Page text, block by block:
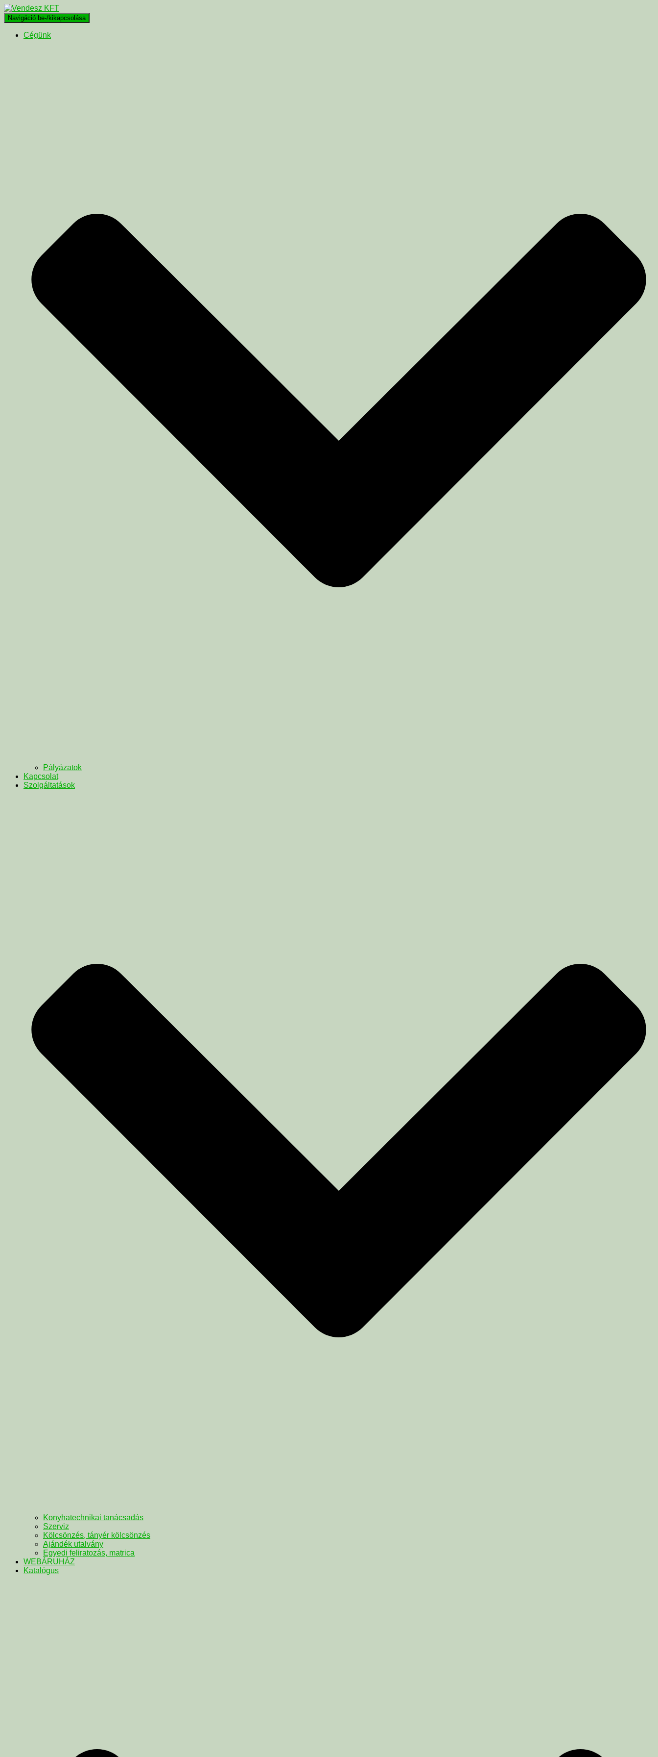
Navigáció be-/kikapcsolása
Cégünk
Pályázatok
Kapcsolat
Szolgáltatások
Konyhatechnikai tanácsadás
Szerviz
Kölcsönzés, tányér kölcsönzés
Ajándék utalvány
Egyedi feliratozás, matrica
WEBÁRUHÁZ
Katalógus